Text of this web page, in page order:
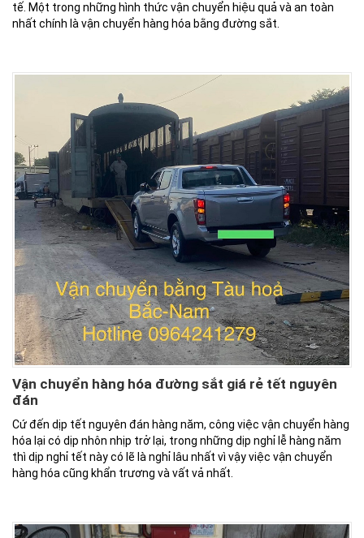
tế. Một trong những hình thức vận chuyển hiệu quả và an toàn
nhất chính là vận chuyển hàng hóa bằng đường sắt.
Vận chuyển hàng hóa đường sắt giá rẻ tết nguyên
đán
Cứ đến dịp tết nguyên đán hàng năm, công việc vận chuyển hàng
hóa lại có dịp nhôn nhịp trở lại, trong những dịp nghỉ lễ hàng năm
thì dịp nghỉ tết này có lẽ là nghỉ lâu nhất vì vậy việc vận chuyển
hàng hóa cũng khẩn trương và vất vả nhất.